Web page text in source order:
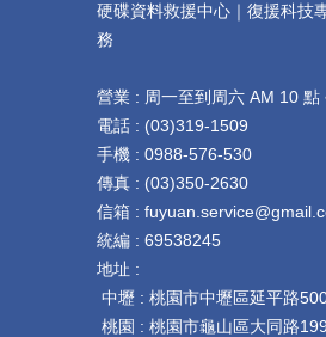
硬碟資料救援中心｜復援科技
務
營業 : 周一至到周六 AM 10 點
電話 : (03)319-1509
手機 : 0988-576-530
傳真 : (03)350-2630
信箱 :
統編 : 69538245
地址 :
中壢 : 桃園市中壢區延平路
桃園 : 桃園市龜山區大同路